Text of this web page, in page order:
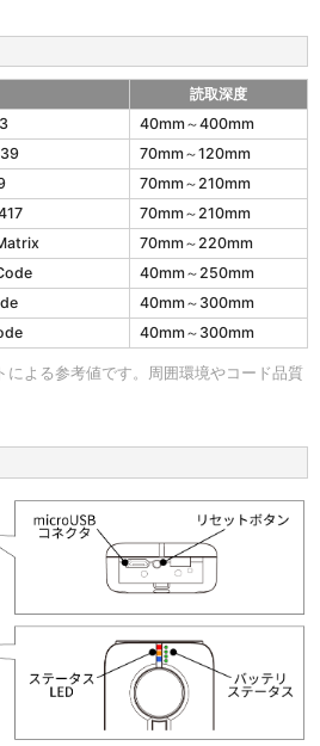
読取深度
40mm～400mm
70mm～120mm
70mm～210mm
70mm～210mm
70mm～220mm
40mm～250mm
40mm～300mm
40mm～300mm
による参考値です。周囲環境やコード品質